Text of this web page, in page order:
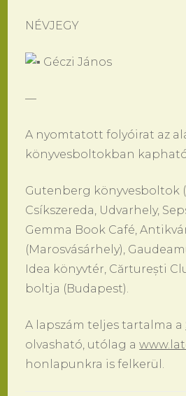
NÉVJEGY
Géczi János
—
A nyomtatott folyóirat az
könyvesboltokban
Gutenberg könyvesboltok
Csíkszereda, Udvarhely,
Gemma Book Café,
(Marosvásárhely),
Idea könyvtér, Cărturești
boltja (Budapest).
A lapszám teljes tartalma a
olvasható, utólag a
honlapunkra is felkerül.